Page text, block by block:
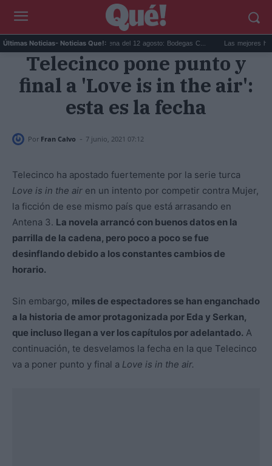
Últimas Noticias- Noticias Que!:
Eclipse solar en Cariñena del 12 agosto: Bodegas C... Las mejores
Telecinco pone punto y
final a 'Love is in the air':
esta es la fecha
Por Fran Calvo - 7 junio, 2021 07:12
Telecinco ha apostado fuertemente por la serie turca
Love is in the air en un intento por competir contra Mujer,
la ficción de ese mismo país que está arrasando en
Antena 3. La novela arrancó con buenos datos en la
parrilla de la cadena, pero poco a poco se fue
desinflando debido a los constantes cambios de
horario.
Sin embargo, miles de espectadores se han enganchado
a la historia de amor protagonizada por Eda y Serkan,
que incluso llegan a ver los capítulos por adelantado. A
continuación, te desvelamos la fecha en la que Telecinco
va a poner punto y final a Love is in the air.